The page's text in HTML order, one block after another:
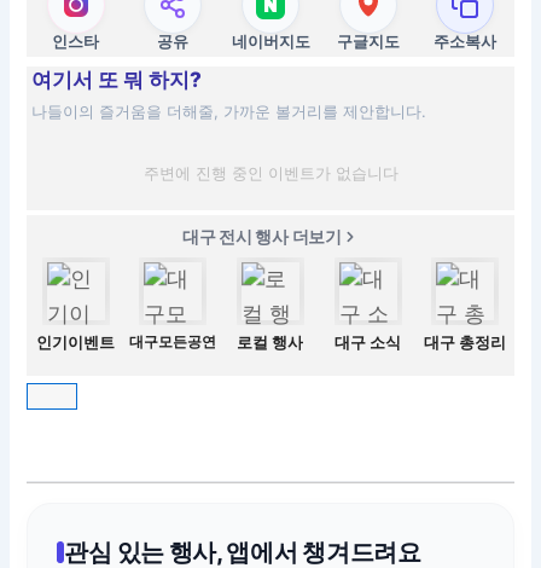
인스타 공유 네이버지도 구글지도 주소복사
여기서 또 뭐 하지?
나들이의 즐거움을 더해줄, 가까운 볼거리를 제안합니다.
주변에 진행 중인 이벤트가 없습니다
대구 전시 행사 더보기
인기이벤트 대구모든공연 로컬 행사 대구 소식 대구 총정리
관심 있는 행사, 앱에서 챙겨드려요